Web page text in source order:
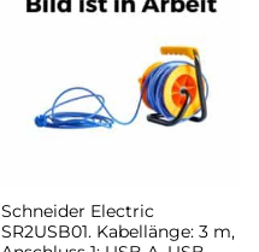
Schneider Electric
SR2USB01. Kabellänge: 3 m,